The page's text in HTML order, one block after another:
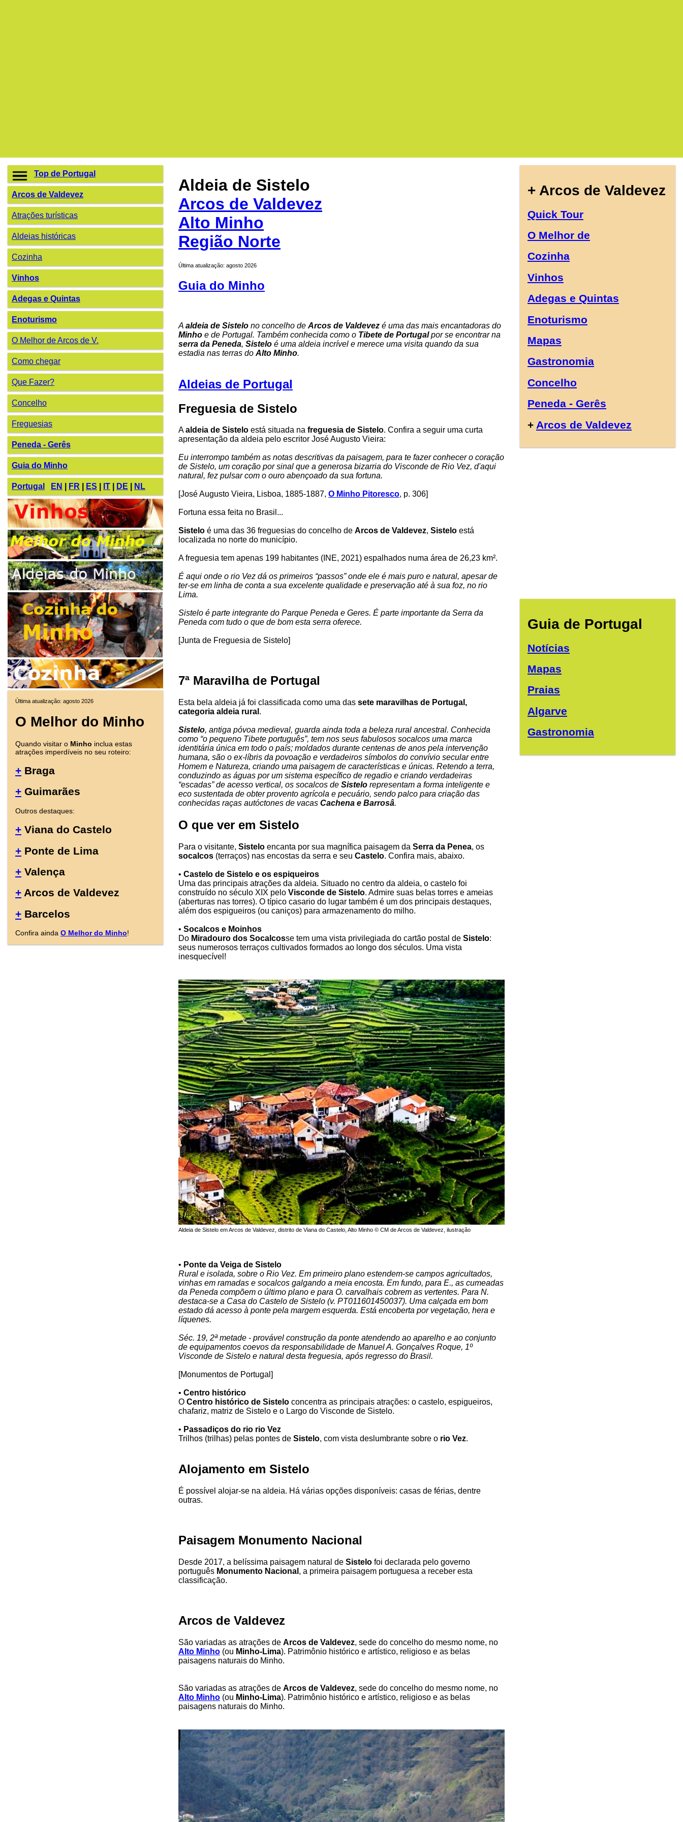
Top de Portugal
Arcos de Valdevez
Atrações turísticas
Aldeias históricas
Cozinha
Vinhos
Adegas e Quintas
Enoturismo
O Melhor de Arcos de V.
Como chegar
Que Fazer?
Concelho
Freguesias
Peneda - Gerês
Guia do Minho
Portugal EN FR ES IT DE NL
Última atualização: agosto 2026
O Melhor do Minho
Quando visitar o Minho inclua estas
atrações imperdíveis no seu roteiro:
+ Braga
+ Guimarães
Outros destaques:
+ Viana do Castelo
+ Ponte de Lima
+ Valença
+ Arcos de Valdevez
+ Barcelos
Confira ainda O Melhor do Minho!
Aldeia de Sistelo
Arcos de Valdevez
Alto Minho
Região Norte
Última atualização: agosto 2026
Guia do Minho
A aldeia de Sistelo no concelho de Arcos de Valdevez é uma das mais encantadoras do
Minho e de Portugal. Também conhecida como o Tibete de Portugalpor se encontrar na
serra da Peneda, Sistelo é uma aldeia incrível e merece uma visita quando da sua
estadia nas terras do Alto Minho.
Aldeias de Portugal
Freguesia de Sistelo
Aaldeia de Sistelo está situada na freguesia de Sistelo. Confira a seguir uma curta
apresentação da aldeia pelo escritor José Augusto Vieira:
Eu interrompo também as notas descritivas da paisagem, para te fazer conhecer o coração
de Sistelo, um coração por sinal que a generosa bizarria do Visconde de Rio Vez, d'aqui
natural, fez pulsar com o ouro abençoado da sua fortuna.
[José Augusto Vieira, Lisboa, 1885-1887, O Minho Pitoresco, p. 306]
Fortuna essa feita no Brasil...
Sistelo é uma das 36 freguesias do concelho de Arcos de Valdevez, Sistelo está
localizada no norte do município.
A freguesia tem apenas 199 habitantes (INE, 2021) espalhados numa área de 26,23 km².
É aqui onde o rio Vez dá os primeiros “passos” onde ele é mais puro e natural, apesar de
ter-se em linha de conta a sua excelente qualidade e preservação até à sua foz, no rio
Lima.
Sistelo é parte integrante do Parque Peneda e Geres. É parte importante da Serra da
Peneda com tudo o que de bom esta serra oferece.
[Junta de Freguesia de Sistelo]
7ª Maravilha de Portugal
Esta bela aldeia já foi classificada como uma das sete maravilhas de Portugal,
categoria aldeia rural .
Sistelo, antiga póvoa medieval, guarda ainda toda a beleza rural ancestral. Conhecida
como “o pequeno Tibete português”, tem nos seus fabulosos socalcos uma marca
identitária única em todo o país; moldados durante centenas de anos pela intervenção
humana, são o ex-líbris da povoação e verdadeiros símbolos do convívio secular entre
Homem e Natureza, criando uma paisagem de características e únicas. Retendo a terra,
conduzindo as águas por um sistema específico de regadio e criando verdadeiras
“escadas” de acesso vertical, os socalcos de Sistelo representam a forma inteligente e
eco sustentada de obter provento agrícola e pecuário, sendo palco para criação das
conhecidas raças autóctones de vacas Cachena e Barrosâ.
O que ver em Sistelo
Para o visitante, Sistelo encanta por sua magnífica paisagem da Serra da Penea, os
socalcos (terraços) nas encostas da serra e seu Castelo. Confira mais, abaixo.
• Castelo de Sistelo e os espiqueiros
Uma das principais atrações da aldeia. Situado no centro da aldeia, o castelo foi
construído no século XIX pelo Visconde de Sistelo. Admire suas belas torres e ameias
(aberturas nas torres). O típico casario do lugar também é um dos principais destaques,
além dos espigueiros (ou caniços) para armazenamento do milho.
• Socalcos e Moinhos
Do Miradouro dos Socalcosse tem uma vista privilegiada do cartão postal de Sistelo:
seus numerosos terraços cultivados formados ao longo dos séculos. Uma vista
inesquecível!
Aldeia de Sistelo em Arcos de Valdevez, distrito de Viana do Castelo, Alto Minho © CM de Arcos de Valdevez, ilustração
• Ponte da Veiga de Sistelo
Rural e isolada, sobre o Rio Vez. Em primeiro plano estendem-se campos agricultados,
vinhas em ramadas e socalcos galgando a meia encosta. Em fundo, para E., as cumeadas
da Peneda compõem o último plano e para O. carvalhais cobrem as vertentes. Para N.
destaca-se a Casa do Castelo de Sistelo (v. PT011601450037). Uma calçada em bom
estado dá acesso à ponte pela margem esquerda. Está encoberta por vegetação, hera e
líquenes.
Séc. 19, 2ª metade - provável construção da ponte atendendo ao aparelho e ao conjunto
de equipamentos coevos da responsabilidade de Manuel A. Gonçalves Roque, 1º
Visconde de Sistelo e natural desta freguesia, após regresso do Brasil.
[Monumentos de Portugal]
• Centro histórico
O Centro histórico de Sistelo concentra as principais atrações: o castelo, espigueiros,
chafariz, matriz de Sistelo e o Largo do Visconde de Sistelo.
• Passadiços do rio rio Vez
Trilhos (trilhas) pelas pontes de Sistelo, com vista deslumbrante sobre o rio Vez.
Alojamento em Sistelo
É possível alojar-se na aldeia. Há várias opções disponíveis: casas de férias, dentre
outras.
Paisagem Monumento Nacional
Desde 2017, a belíssima paisagem natural de Sistelo foi declarada pelo governo
português Monumento Nacional , a primeira paisagem portuguesa a receber esta
classificação.
Arcos de Valdevez
São variadas as atrações de Arcos de Valdevez, sede do concelho do mesmo nome, no
Alto Minho (ou Minho-Lima). Patrimônio histórico e artístico, religioso e as belas
paisagens naturais do Minho.
São variadas as atrações de Arcos de Valdevez, sede do concelho do mesmo nome, no
Alto Minho (ou Minho-Lima). Patrimônio histórico e artístico, religioso e as belas
paisagens naturais do Minho.
+ Arcos de Valdevez
Quick Tour
O Melhor de
Cozinha
Vinhos
Adegas e Quintas
Enoturismo
Mapas
Gastronomia
Concelho
Peneda - Gerês
+ Arcos de Valdevez
Guia de Portugal
Notícias
Mapas
Praias
Algarve
Gastronomia